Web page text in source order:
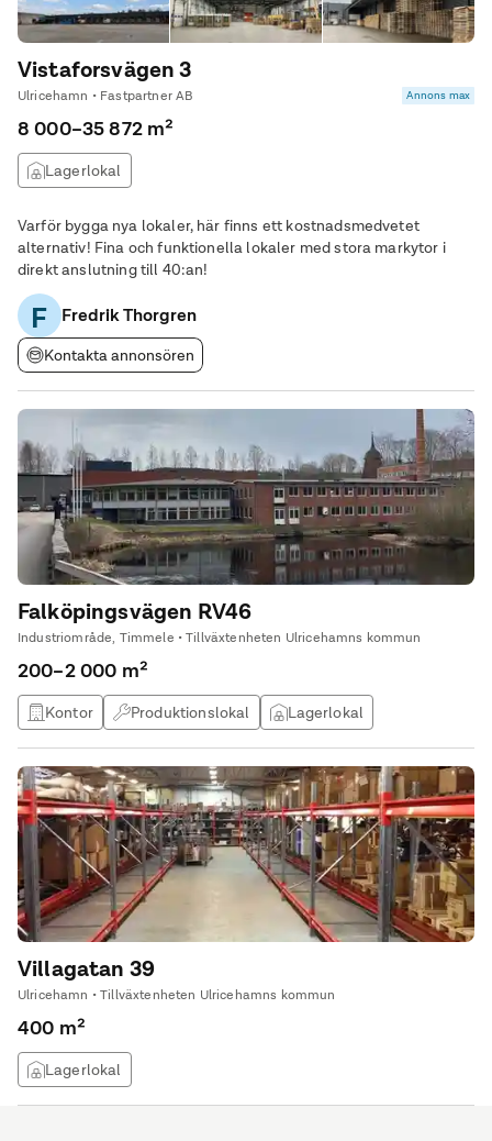
Vistaforsvägen 3
Ulricehamn • Fastpartner AB Annons max
8 000–35 872 m²
Lagerlokal
Varför bygga nya lokaler, här finns ett kostnadsmedvetet
alternativ! Fina och funktionella lokaler med stora markytor i
direkt anslutning till 40:an!
F Fredrik Thorgren
Kontakta annonsören
Falköpingsvägen RV46
Industriområde, Timmele • Tillväxtenheten Ulricehamns kommun
200–2 000 m²
Kontor Produktionslokal
Lagerlokal
Kontorshotell
Villagatan 39
Ulricehamn • Tillväxtenheten Ulricehamns kommun
400 m²
Lagerlokal